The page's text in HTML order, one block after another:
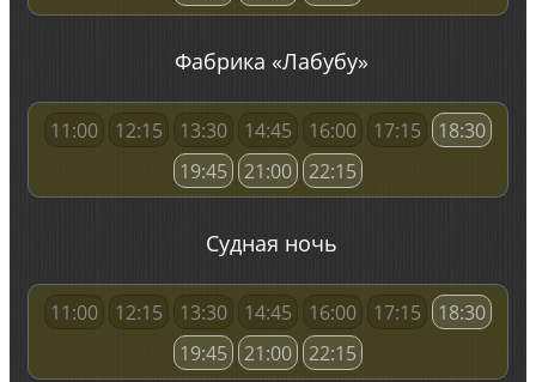
Фабрика «Лабубу»
11:00 12:15 13:30 14:45 16:00 17:15
18:30
19:45
21:00 22:15
Судная ночь
11:00 12:15 13:30 14:45 16:00 17:15
18:30
19:45
21:00 22:15